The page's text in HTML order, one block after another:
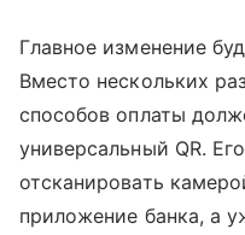
Главное изменение
Вместо нескольких
способов оплаты
универсальный QR.
отсканировать
приложение банка, а